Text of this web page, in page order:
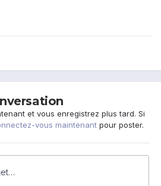
et vous enregistrez plus tard. Si
vous maintenant pour poster.